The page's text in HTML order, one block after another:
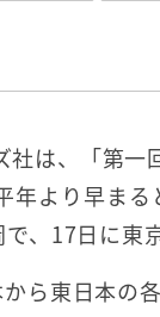
社は、「第
年より早ま
、17日に東
ら東日本の